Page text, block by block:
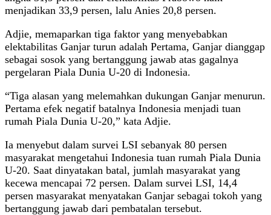
menjadikan 33,9 persen, lalu Anies 20,8 persen.
Adjie, memaparkan tiga faktor yang menyebabkan
elektabilitas Ganjar turun adalah Pertama, Ganjar dianggap
sebagai sosok yang bertanggung jawab atas gagalnya
pergelaran Piala Dunia U-20 di Indonesia.
“Tiga alasan yang melemahkan dukungan Ganjar menurun.
Pertama efek negatif batalnya Indonesia menjadi tuan
rumah Piala Dunia U-20,” kata Adjie.
Ia menyebut dalam survei LSI sebanyak 80 persen
masyarakat mengetahui Indonesia tuan rumah Piala Dunia
U-20. Saat dinyatakan batal, jumlah masyarakat yang
kecewa mencapai 72 persen. Dalam survei LSI, 14,4
persen masyarakat menyatakan Ganjar sebagai tokoh yang
bertanggung jawab dari pembatalan tersebut.